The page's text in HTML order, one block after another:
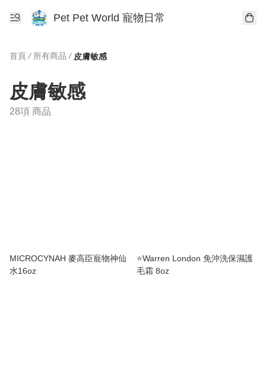
Pet Pet World 寵物日常
首頁 / 所有商品 / 皮膚敏感
皮膚敏感
28項 商品
MICROCYNAH 麥高臣寵物神仙
水16oz
⭐️Warren London 免沖洗保濕護
毛霜 8oz